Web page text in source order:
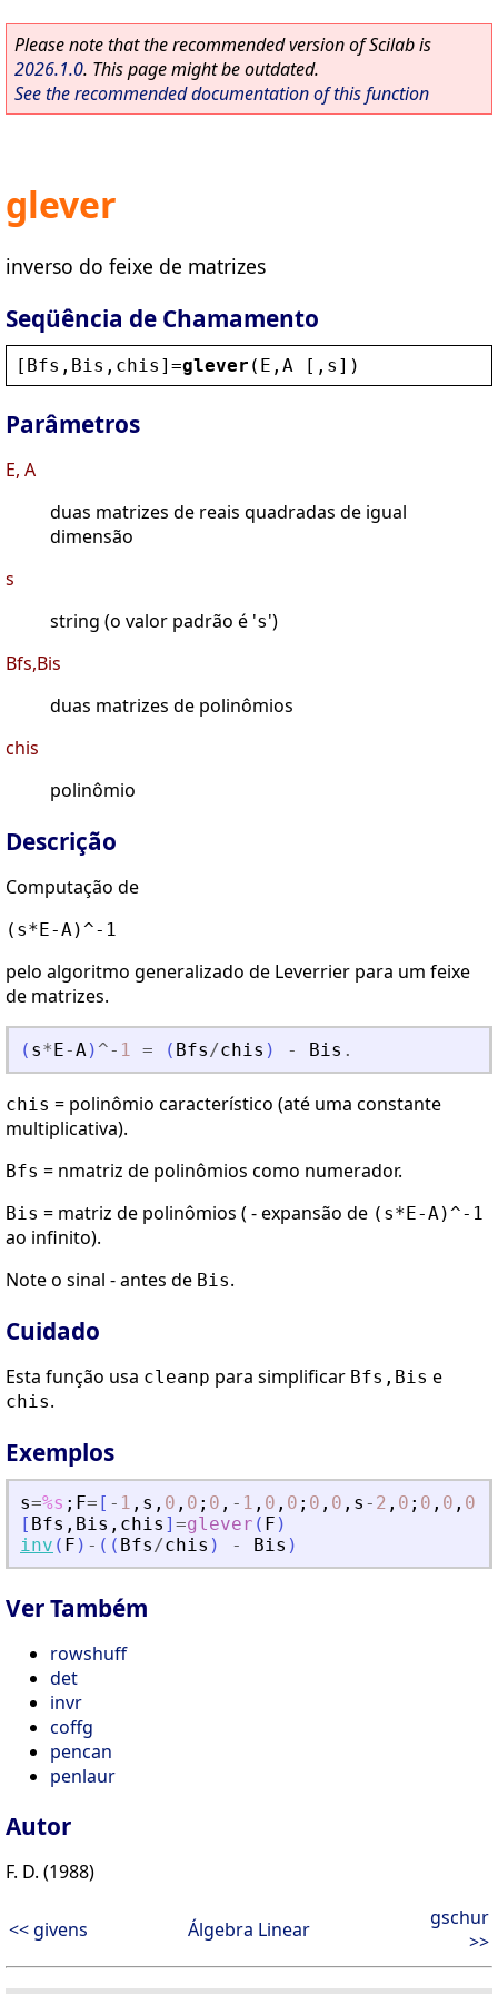
Please note that the recommended version of Scilab is
2026.1.0. This page might be outdated.
See the recommended documentation of this function
glever
inverso do feixe de matrizes
Seqüência de Chamamento
[ Bfs , Bis , chis ]=glever ( E , A [, s ])
Parâmetros
E, A
duas matrizes de reais quadradas de igual
dimensão
s
string (o valor padrão é 's')
Bfs,Bis
duas matrizes de polinômios
chis
polinômio
Descrição
Computação de
(s*E-A)^-1
pelo algoritmo generalizado de Leverrier para um feixe
de matrizes.
( s* E-A) ^- 1 = ( Bfs/chis ) - Bis .
chis = polinômio característico (até uma constante
multiplicativa).
Bfs = nmatriz de polinômios como numerador.
Bis = matriz de polinômios ( - expansão de (s*E-A)^-1
ao infinito).
Note o sinal - antes de Bis.
Cuidado
Esta função usa cleanp para simplificar Bfs,Bis e
chis.
Exemplos
s=%s ; F= [ - 1 , s , 0 , 0 ; 0 , - 1 , 0 , 0 ; 0 , 0 , s - 2 , 0 ; 0 , 0 , 0
[ Bfs , Bis , chis ] =glever ( F )
inv ( F ) - ( ( Bfs/chis ) - Bis )
Ver Também
rowshuff
det
invr
coffg
pencan
penlaur
Autor
F. D. (1988)
<< givens Álgebra Linear
gschur
>>